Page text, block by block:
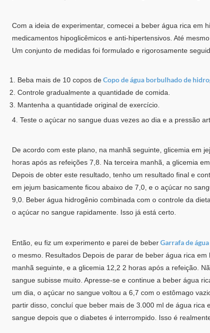
Com a ideia de experimentar, comecei a beber água rica em
medicamentos hipoglicêmicos e anti-hipertensivos. Até
Um conjunto de medidas foi formulado e rigorosamente
1. Beba mais de 10 copos deCopo de água borbulhado de
2. Controle gradualmente a quantidade de comida.
3. Mantenha a quantidade original de exercício.
4. Teste o açúcar no sangue duas vezes ao dia e a pressão
De acordo com este plano, na manhã seguinte, glicemia em
horas após as refeições 7,8. Na terceira manhã, a glicemia
Depois de obter este resultado, tenho um resultado final e
em jejum basicamente ficou abaixo de 7,0, e o açúcar no
9,0. Beber água hidrogênio combinada com o controle da
o açúcar no sangue rapidamente. Isso já está certo.
Então, eu fiz um experimento e parei de beberGarrafa de
o mesmo. Resultados Depois de parar de beber água rica
manhã seguinte, e a glicemia 12,2 2 horas após a refeição.
sangue subisse muito. Apresse-se e continue a beber água
um dia, o açúcar no sangue voltou a 6,7 ​​com o estômago
partir disso, concluí que beber mais de 3.000 ml de água
sangue depois que o diabetes é interrompido. Isso é